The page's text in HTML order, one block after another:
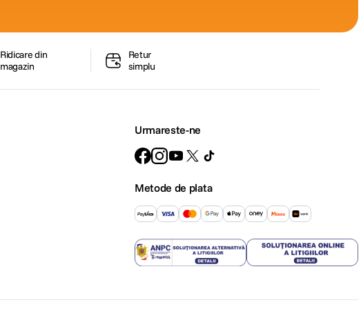
Ridicare din
magazin
Retur
simplu
Urmareste-ne
Metode de plata